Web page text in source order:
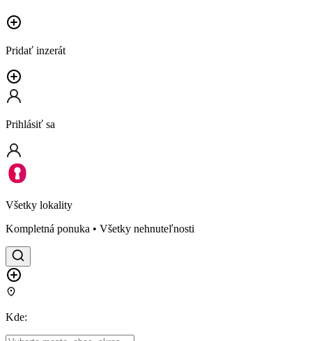
Pridať inzerát
Prihlásiť sa
Všetky lokality
Kompletná ponuka • Všetky nehnuteľnosti
Kde: